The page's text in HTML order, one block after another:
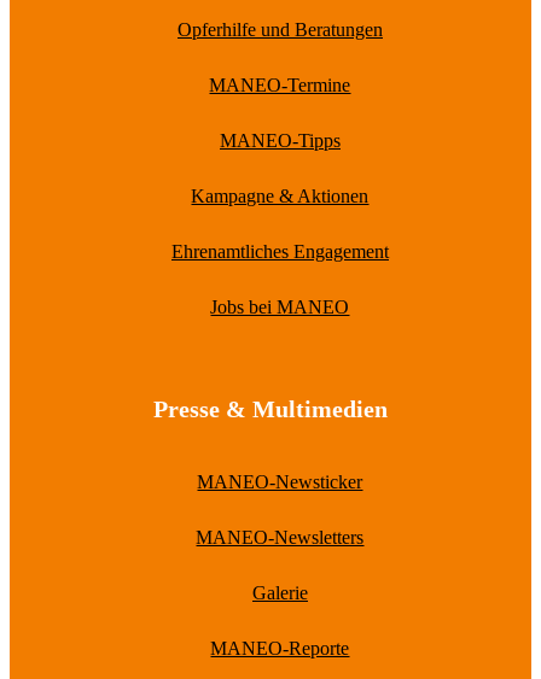
Opferhilfe und Beratungen
MANEO-Termine
MANEO-Tipps
Kampagne & Aktionen
Ehrenamtliches Engagement
Jobs bei MANEO
Presse & Multimedien
MANEO-Newsticker
MANEO-Newsletters
Galerie
MANEO-Reporte